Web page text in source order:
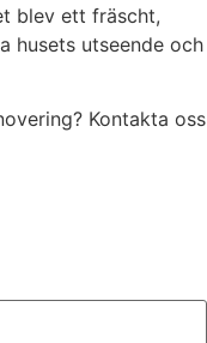
blev ett fräscht,
husets utseende och
Kontakta oss